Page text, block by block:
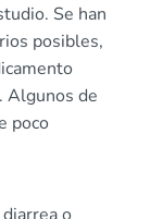
Se han
posibles,
Algunos de
poco